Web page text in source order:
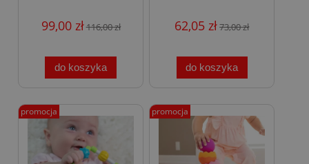
99,00 zł116,00 zł
do koszyka
62,05 zł73,00 zł
do koszyka
promocja promocja